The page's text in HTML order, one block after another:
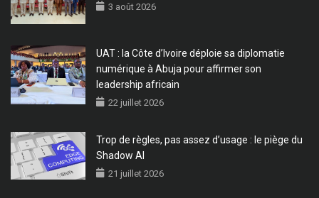
3 août 2026
UAT : la Côte d’Ivoire déploie sa diplomatie
numérique à Abuja pour affirmer son
leadership africain
22 juillet 2026
Trop de règles, pas assez d’usage : le piège du
Shadow AI
21 juillet 2026